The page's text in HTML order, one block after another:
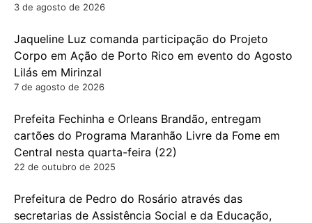
3 de agosto de 2026
Jaqueline Luz comanda participação do Projeto
Corpo em Ação de Porto Rico em evento do Agosto
Lilás em Mirinzal
7 de agosto de 2026
Prefeita Fechinha e Orleans Brandão, entregam
cartões do Programa Maranhão Livre da Fome em
Central nesta quarta-feira (22)
22 de outubro de 2025
Prefeitura de Pedro do Rosário através das
secretarias de Assistência Social e da Educação,